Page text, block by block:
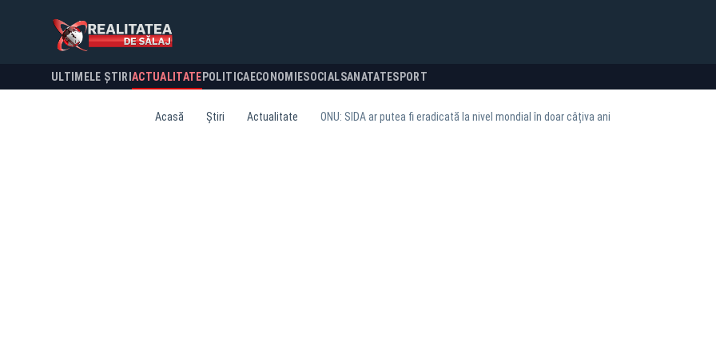
ULTIMELE ȘTIRI ACTUALITATE POLITICA ECONOMIESOCIALSANATATESPORT
Acasă Știri Actualitate ONU: SIDA ar putea fi eradicată la nivel mondial în doar câțiva ani